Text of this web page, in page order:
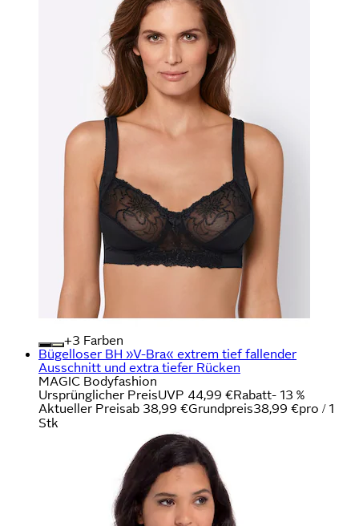
+
Farben
Bügelloser BH »V-Bra« extrem tief fallender
Ausschnitt und extra tiefer Rücken
MAGIC Bodyfashion
Ursprünglicher PreisUVP 44,99 €Rabatt- 13 %
Aktueller Preisab 38,99 €Grundpreis38,99 €pro / 1
Stk